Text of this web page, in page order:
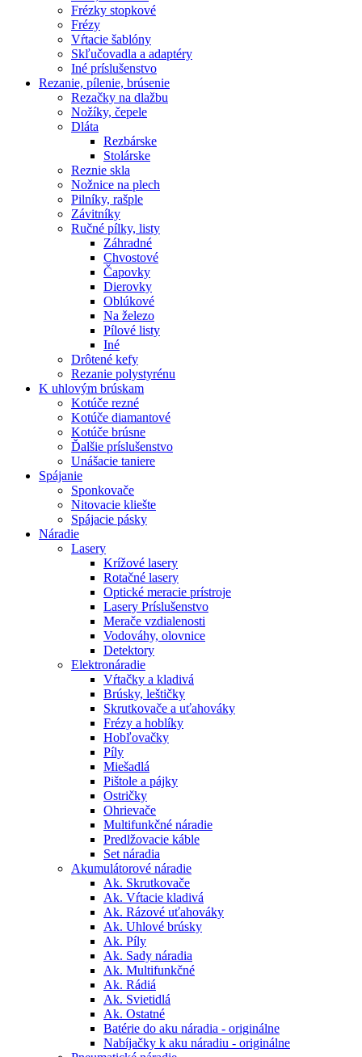
Frézky stopkové
Frézy
Vŕtacie šablóny
Skľučovadla a adaptéry
Iné príslušenstvo
Rezanie, pílenie, brúsenie
Rezačky na dlažbu
Nožíky, čepele
Dláta
Rezbárske
Stolárske
Reznie skla
Nožnice na plech
Pilníky, rašple
Závitníky
Ručné pílky, listy
Záhradné
Chvostové
Čapovky
Dierovky
Oblúkové
Na železo
Pílové listy
Iné
Drôtené kefy
Rezanie polystyrénu
K uhlovým brúskam
Kotúče rezné
Kotúče diamantové
Kotúče brúsne
Ďalšie príslušenstvo
Unášacie taniere
Spájanie
Sponkovače
Nitovacie kliešte
Spájacie pásky
Náradie
Lasery
Krížové lasery
Rotačné lasery
Optické meracie prístroje
Lasery Príslušenstvo
Merače vzdialenosti
Vodováhy, olovnice
Detektory
Elektronáradie
Vŕtačky a kladivá
Brúsky, leštičky
Skrutkovače a uťahováky
Frézy a hoblíky
Hobľovačky
Píly
Miešadlá
Pištole a pájky
Ostričky
Ohrievače
Multifunkčné náradie
Predlžovacie káble
Set náradia
Akumulátorové náradie
Ak. Skrutkovače
Ak. Vŕtacie kladivá
Ak. Rázové uťahováky
Ak. Uhlové brúsky
Ak. Píly
Ak. Sady náradia
Ak. Multifunkčné
Ak. Rádiá
Ak. Svietidlá
Ak. Ostatné
Batérie do aku náradia - originálne
Nabíjačky k aku náradiu - originálne